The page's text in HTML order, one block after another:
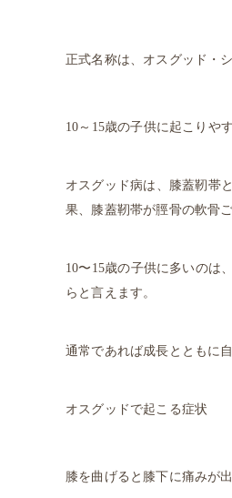
正式名称は、オスグッド・
10～15歳の子供に起こりや
オスグッド病は、膝蓋靭帯
果、膝蓋靭帯が脛骨の軟骨
10〜15歳の子供に多いのは
らと言えます。
通常であれば成長とともに
オスグッドで起こる症状
膝を曲げると膝下に痛みが出